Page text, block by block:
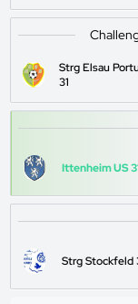
Strg Elsau
31
Ittenheim US
Strg Stockfeld